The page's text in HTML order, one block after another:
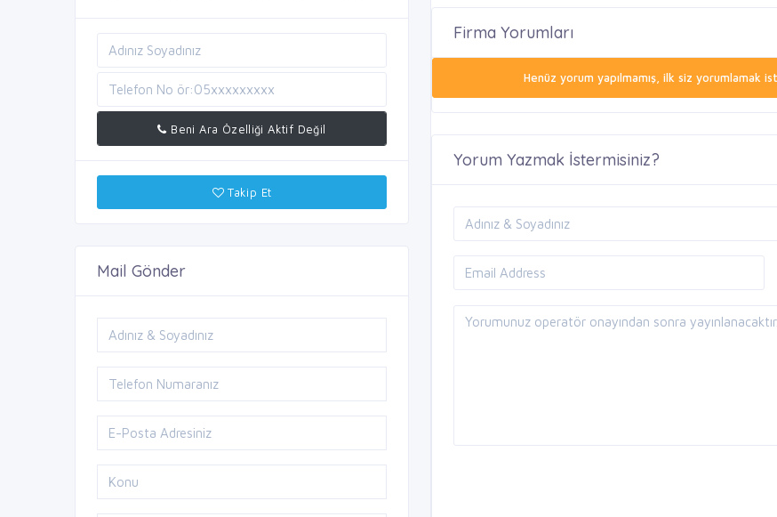
Beni Ara Özelliği Aktif Değil
Takip Et
Mail Gönder
Firma Yorumları
Henüz yorum yapılmamış, ilk siz yorumlamak
Yorum Yazmak İstermisiniz?